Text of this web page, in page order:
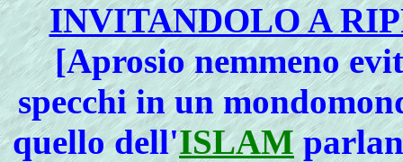
INVITANDOLO A
[Aprosio nemmeno
specchi in un
quello dell'ISLAM